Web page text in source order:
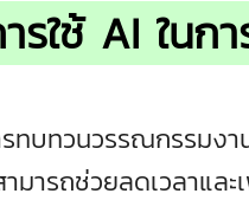
รใช้ AI ในก
รทบทวนวรรณกรรมง
มารถช่วยลดเวลาแล